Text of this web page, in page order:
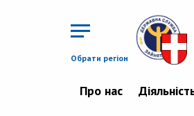
Обрати регіон
Про нас